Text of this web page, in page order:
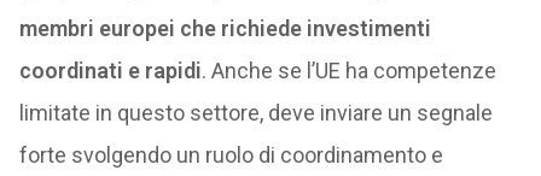
membri europei che richiede investimenti
coordinati e rapidi. Anche se l’UE ha competenze
limitate in questo settore, deve inviare un segnale
forte svolgendo un ruolo di coordinamento e